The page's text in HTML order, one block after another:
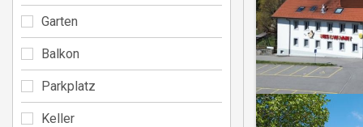
Garten
Balkon
Parkplatz
Keller